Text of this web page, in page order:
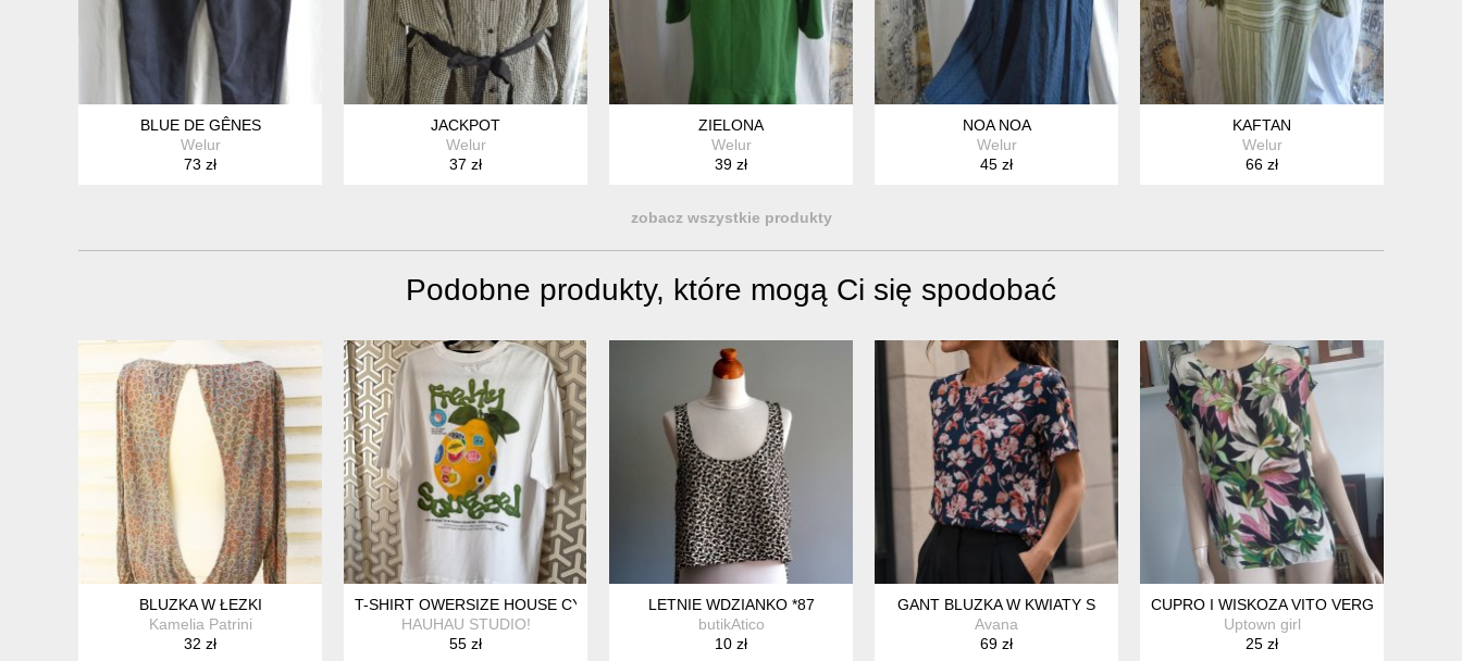
BLUE DE GÊNES
Welur
73 zł
JACKPOT
Welur
37 zł
ZIELONA
Welur
39 zł
NOA NOA
Welur
45 zł
KAFTAN
Welur
66 zł
zobacz wszystkie produkty
Podobne produkty, które mogą Ci się spodobać
BLUZKA W ŁEZKI
Kamelia Patrini
32 zł
T-SHIRT OWERSIZE HOUSE CYTRYNA
HAUHAU STUDIO!
55 zł
LETNIE WDZIANKO *87
butikAtico
10 zł
GANT BLUZKA W KWIATY S
Avana
69 zł
CUPRO I WISKOZA VITO VERGELIS
Uptown girl
25 zł